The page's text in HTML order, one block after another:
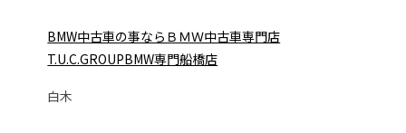
BMW中古車の事ならＢＭＷ中古車専門店
T.U.C.GROUPBMW専門船橋店
白木